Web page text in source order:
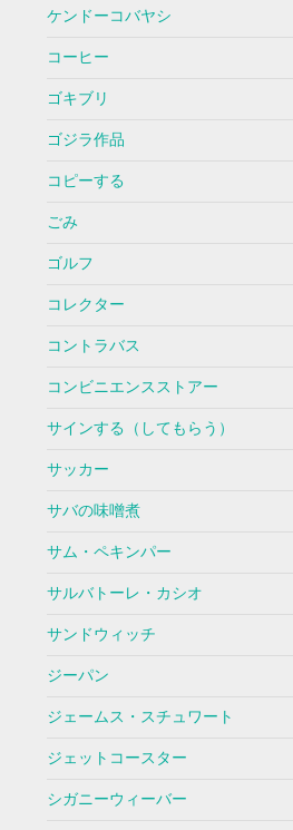
ケンドーコバヤシ
コーヒー
ゴキブリ
ゴジラ作品
コピーする
ごみ
ゴルフ
コレクター
コントラバス
コンビニエンスストアー
サインする（してもらう）
サッカー
サバの味噌煮
サム・ペキンパー
サルバトーレ・カシオ
サンドウィッチ
ジーパン
ジェームス・スチュワート
ジェットコースター
シガニーウィーバー